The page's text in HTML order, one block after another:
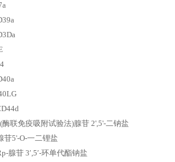
联免疫吸附试验法)腺苷 2',5'-二钠盐
苷5'-O-一二锂盐
腺苷 3′,5′-环单代酯钠盐